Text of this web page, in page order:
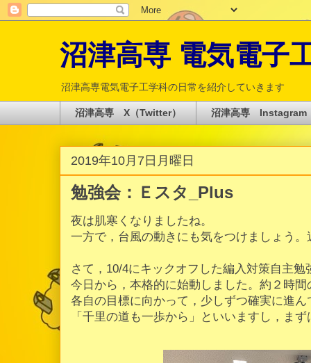
沼津高専 電気電子
沼津高専電気電子工学科の日常を紹介していきます
沼津高専 X（Twitter） 沼津高専 Instagram
2019年10月7日月曜日
勉強会：Ｅスタ_Plus
夜は肌寒くなりましたね。
一方で，台風の動きにも気をつけましょう
さて，10/4にキックオフした編入対策自主
今日から，本格的に始動しました。約２時間
各自の目標に向かって，少しずつ確実に進
「千里の道も一歩から」といいますし，ま